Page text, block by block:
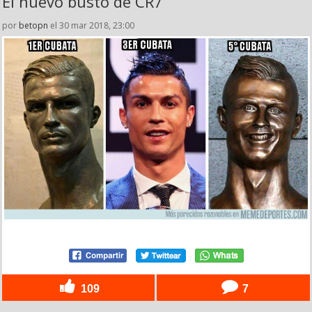
por betopn el 30 mar 2018, 23:00
109 7